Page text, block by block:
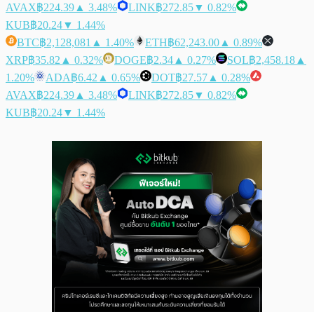
AVAX฿224.39 ▲ 3.48% LINK฿272.85▼ 0.82%
KUB฿20.24▼ 1.44%
BTC฿2,128,081 ▲ 1.40% ETH฿62,243.00 ▲ 0.89%
XRP฿35.82 ▲ 0.32% DOGE฿2.34 ▲ 0.27% SOL฿2,458.18 ▲
1.20%
ADA฿6.42 ▲ 0.65% DOT฿27.57 ▲ 0.28%
AVAX฿224.39 ▲ 3.48% LINK฿272.85▼ 0.82%
KUB฿20.24▼ 1.44%